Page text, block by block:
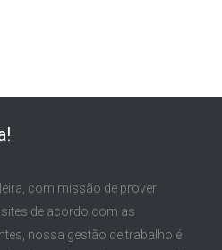
com missão de prover
de acordo com as
nossa gestão de trabalho é